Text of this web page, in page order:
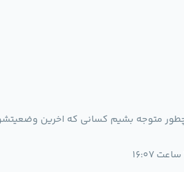
متوجه بشیم کسانی که اخرین